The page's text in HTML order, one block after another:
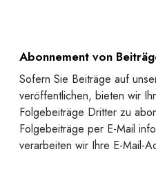
Abonnement von
Sofern Sie Beiträge auf
veröffentlichen, bieten wir
Folgebeiträge Dritter zu
Folgebeiträge per E-Mail
verarbeiten wir Ihre E-Mail-